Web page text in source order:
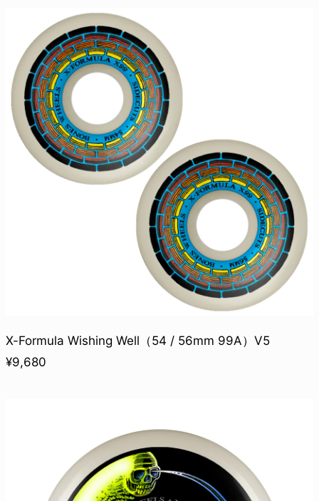
X-Formula Wishing Well（54 / 56mm 99A）V5
¥9,680